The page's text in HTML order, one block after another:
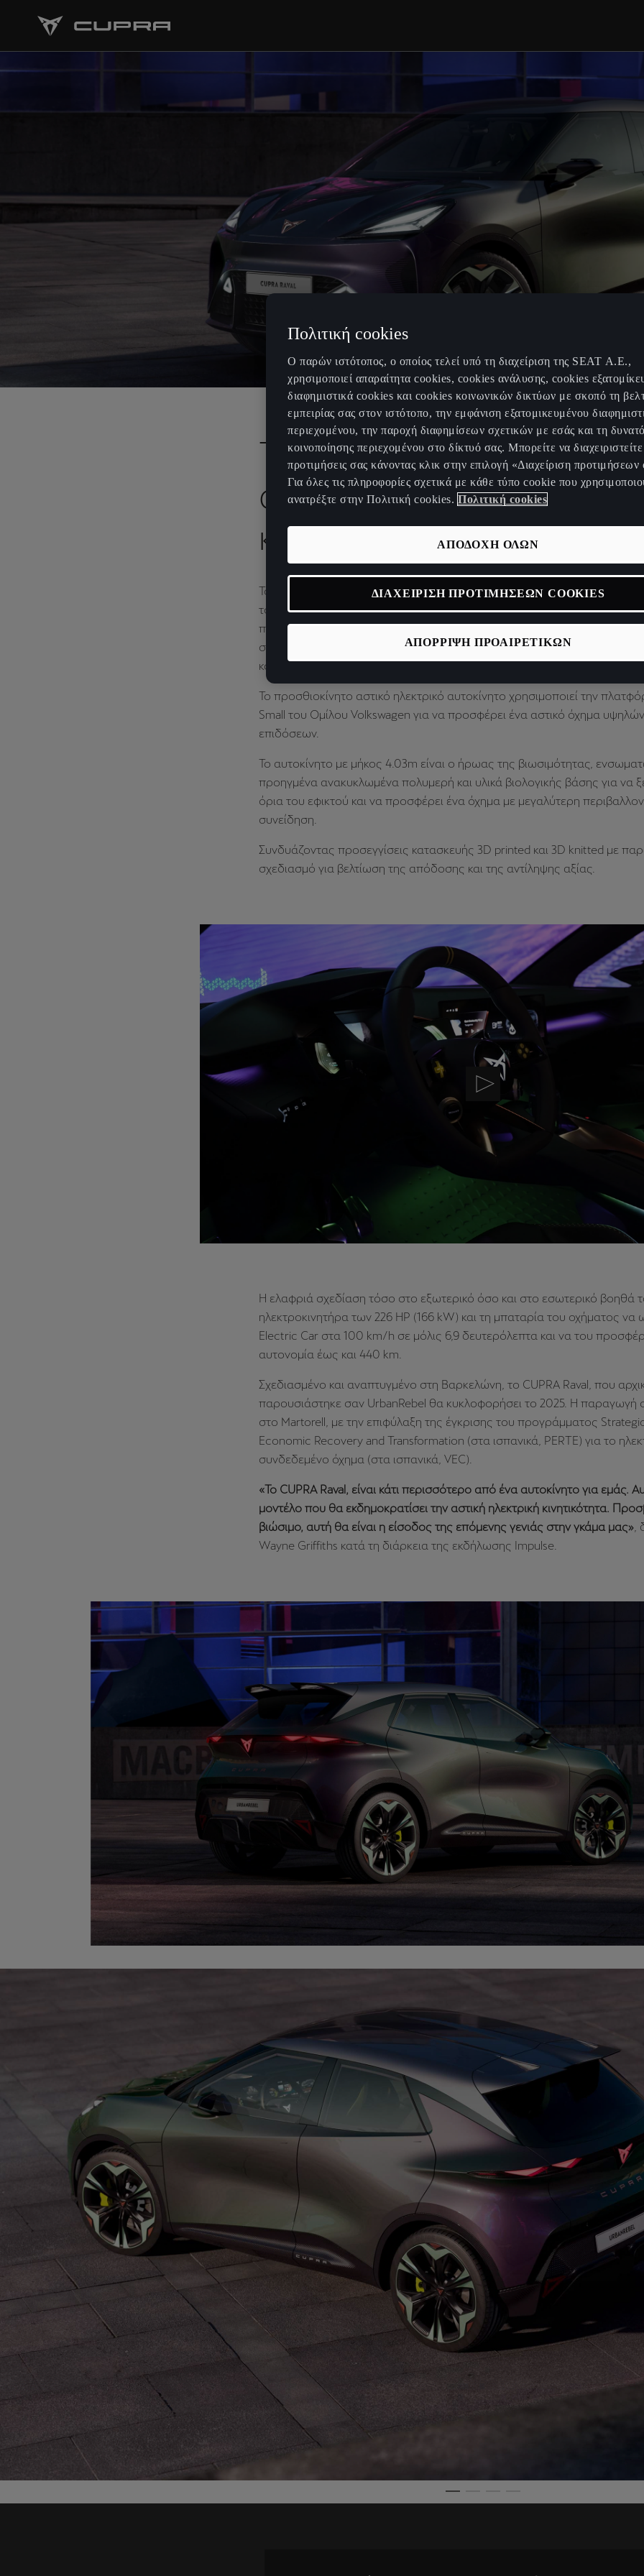
Το αστικό ηλεκτρικό
αυτοκίνητο που
κατεστημένο και γεννάει
συναισθήματα.
Το 2025 θα λανσάρουμε το CUPRA Raval, που αρχικά παρουσιάστηκε σαν
το αστικό ηλεκτρικό μας αυτοκίνητο. Ένα αυτοκίνητο που θα οδηγήσει
πολύ πέρα από τα παραδοσιακά της όρια. Το CUPRA Raval καθοδηγείται
συναίσθημα, σχεδιάστηκε και αναπτύχθηκε για έναν πιο επαναστατικό
κόσμο.
Το προσθιοκίνητο αστικό ηλεκτρικό αυτοκίνητο χρησιμοποιεί την
Small του Ομίλου Volkswagen για να προσφέρει ένα αστικό όχημα υψηλών
επιδόσεων.
Το αυτοκίνητο με μήκος 4.03m είναι ο ήρωας της βιωσιμότητας,
προηγμένα ανακυκλωμένα πολυμερή και υλικά βιολογικής βάσης για να
όρια του εφικτού και να προσφέρει ένα όχημα με μεγαλύτερη
συνείδηση.
Συνδυάζοντας προσεγγίσεις κατασκευής 3D printed και 3D knitted με
σχεδιασμό για βελτίωση της απόδοσης και της αντίληψης αξίας.
Η ελαφριά σχεδίαση τόσο στο εξωτερικό όσο και στο εσωτερικό βοηθά
ηλεκτροκινητήρα των 226 HP (166 kW) και τη μπαταρία του οχήματος
Electric Car στα 100 km/h σε μόλις 6,9 δευτερόλεπτα και να του
αυτονομία έως και 440 km.
Σχεδιασμένο και αναπτυγμένο στη Βαρκελώνη, το CUPRA Raval, που
παρουσιάστηκε σαν UrbanRebel θα κυκλοφορήσει το 2025. Η παραγωγή
στο Martorell, με την επιφύλαξη της έγκρισης του προγράμματος
Economic Recovery and Transformation (στα ισπανικά, PERTE) για το
συνδεδεμένο όχημα (στα ισπανικά, VEC).
«Το CUPRA Raval, είναι κάτι περισσότερο από ένα αυτοκίνητο για εμάς.
μοντέλο που θα εκδημοκρατίσει την αστική ηλεκτρική κινητικότητα.
βιώσιμο, αυτή θα είναι η είσοδος της επόμενης γενιάς στην γκάμα μας»
Wayne Griffiths κατά τη διάρκεια της εκδήλωσης Impulse.
Πολιτική cookies
Ο παρών ιστότοπος, ο οποίος τελεί υπό τη διαχείριση της SEAT Α.Ε.,
χρησιμοποιεί απαραίτητα cookies, cookies ανάλυσης, cookies
διαφημιστικά cookies και cookies κοινωνικών δικτύων με σκοπό τη
εμπειρίας σας στον ιστότοπο, την εμφάνιση εξατομικευμένου
περιεχομένου, την παροχή διαφημίσεων σχετικών με εσάς και τη
κοινοποίησης περιεχομένου στο δίκτυό σας. Μπορείτε να διαχειριστείτε
προτιμήσεις σας κάνοντας κλικ στην επιλογή «Διαχείριση
Για όλες τις πληροφορίες σχετικά με κάθε τύπο cookie που
ανατρέξτε στην Πολιτική cookies. Πολιτική cookies
ΑΠΟΡΡΙΨΗ ΠΡΟΑΙΡΕΤΙΚΩΝ
ΑΠΟΔΟΧΗ ΟΛΩΝ
ΔΙΑΧΕΙΡΙΣΗ ΠΡΟΤΙΜΗΣΕΩΝ COOKIES